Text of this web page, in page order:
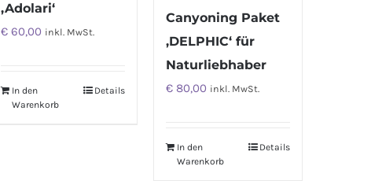
‚Adolari‘
€60,00 inkl. MwSt.
In den
Warenkorb
Details
Canyoning Paket
‚DELPHIC‘ für
Naturliebhaber
€80,00 inkl. MwSt.
In den
Warenkorb
Details